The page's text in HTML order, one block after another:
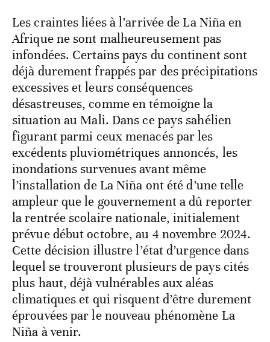
Les craintes liées à l’arrivée de La Niña en
Afrique ne sont malheureusement pas
infondées. Certains pays du continent sont
déjà durement frappés par des précipitations
excessives et leurs conséquences
désastreuses, comme en témoigne la
situation au Mali. Dans ce pays sahélien
figurant parmi ceux menacés par les
excédents pluviométriques annoncés, les
inondations survenues avant même
l’installation de La Niña ont été d’une telle
ampleur que le gouvernement a dû reporter
la rentrée scolaire nationale, initialement
prévue début octobre, au 4 novembre 2024.
Cette décision illustre l’état d’urgence dans
lequel se trouveront plusieurs de pays cités
plus haut, déjà vulnérables aux aléas
climatiques et qui risquent d’être durement
éprouvées par le nouveau phénomène La
Niña à venir.